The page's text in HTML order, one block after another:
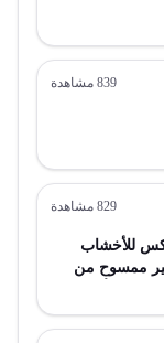
839 مشاهدة
829 مشاهدة
للأخشاب
ممسوح من
مشرحة أو
موصولة